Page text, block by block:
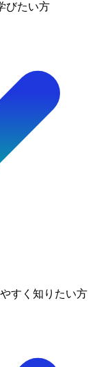
びたい方
すく知りたい方